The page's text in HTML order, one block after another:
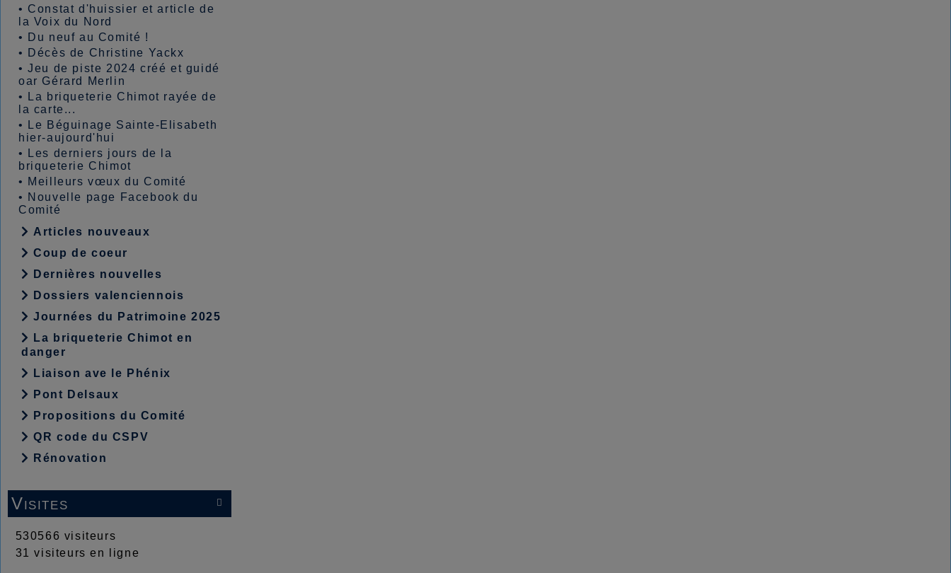
• Constat d'huissier et article de
la Voix du Nord
•
Du neuf au Comité !
•
Décès de Christine Yackx
•Jeu de piste 2024 créé et guidé
oar Gérard Merlin
•
La briqueterie Chimot rayée de
la carte...
•
Le Béguinage Sainte-Elisabeth
hier-aujourd'hui
•
Les derniers jours de la
briqueterie Chimot
• Meilleurs vœux du Comité
• Nouvelle page Facebook du
Comité
Articles nouveaux
Coup de coeur
Dernières nouvelles
Dossiers valenciennois
Journées du Patrimoine 2025
La briqueterie Chimot en
danger
Liaison ave le Phénix
Pont Delsaux
Propositions du Comité
QR code du CSPV
Rénovation

Visites
530566 visiteurs
31 visiteurs en ligne